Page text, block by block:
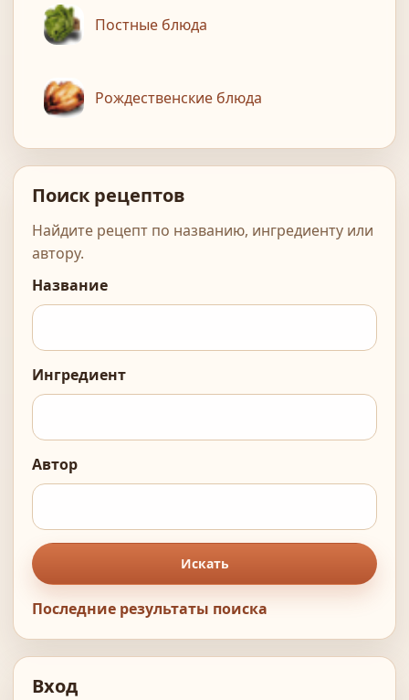
Постные блюда
Рождественские блюда
Поиск рецептов
Найдите рецепт по названию, ингредиенту или
автору.
Название
Ингредиент
Автор
Искать
Последние результаты поиска
Вход